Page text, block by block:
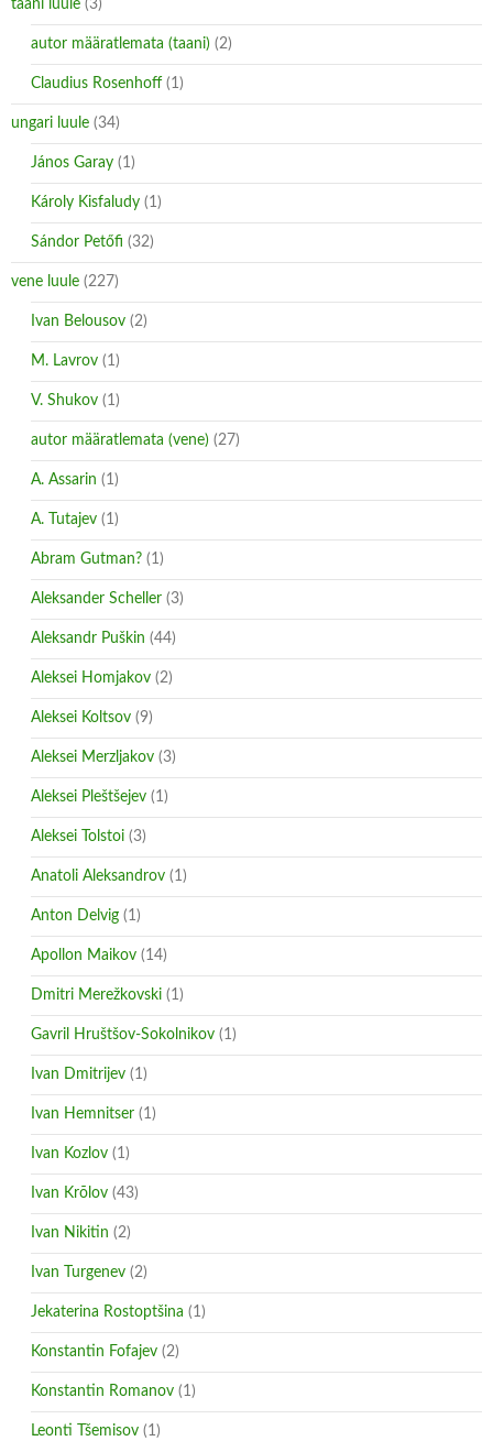
taani luule (3)
autor määratlemata (taani) (2)
Claudius Rosenhoff(1)
ungari luule (34)
János Garay (1)
Károly Kisfaludy (1)
Sándor Petőfi (32)
vene luule (227)
Ivan Belousov (2)
M. Lavrov (1)
V. Shukov (1)
autor määratlemata (vene) (27)
A. Assarin (1)
A. Tutajev (1)
Abram Gutman? (1)
Aleksander Scheller (3)
Aleksandr Puškin (44)
Aleksei Homjakov (2)
Aleksei Koltsov (9)
Aleksei Merzljakov (3)
Aleksei Pleštšejev (1)
Aleksei Tolstoi (3)
Anatoli Aleksandrov (1)
Anton Delvig (1)
Apollon Maikov (14)
Dmitri Merežkovski (1)
Gavril Hruštšov-Sokolnikov (1)
Ivan Dmitrijev (1)
Ivan Hemnitser (1)
Ivan Kozlov (1)
Ivan Krõlov (43)
Ivan Nikitin (2)
Ivan Turgenev (2)
Jekaterina Rostoptšina (1)
Konstantin Fofajev (2)
Konstantin Romanov (1)
Leonti Tšemisov (1)